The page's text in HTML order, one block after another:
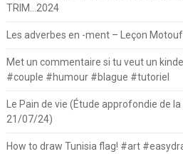
TRIM…2024
Les adverbes en -ment – Leçon
Met un commentaire si tu veut un
#couple #humour #blague #tutoriel
Le Pain de vie (Étude approfondie de la
21/07/24)
How to draw Tunisia flag! #art